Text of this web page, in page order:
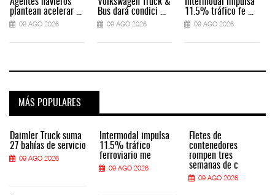
plantean acelerar ...
09 AGO 2026
Bus dará condici ...
09 AGO 2026
11.5% tráfico fe ...
09 AGO 2026
MÁS POPULARES
Daimler Truck suma
27 bahías de servicio
09 AGO 2026
Intermodal impulsa
11.5% tráfico
ferroviario me
09 AGO 2026
Fletes de
contenedores
rompen tres
semanas de c
09 AGO 2026